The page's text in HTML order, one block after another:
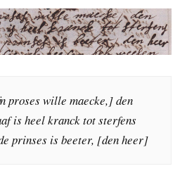
proses wille maecke,] den
is heel kranck tot sterfens
prinses is beeter, [den heer]